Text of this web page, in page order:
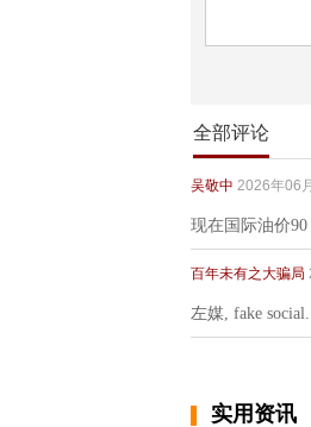
全部评论
吴敬中 2026年06
现在国际油价90
百年未有之大骗局
左媒, fake
实用资讯